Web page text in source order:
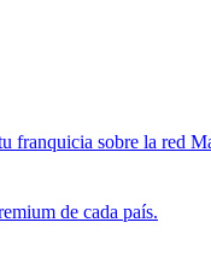
franquicia sobre la red
de cada país.